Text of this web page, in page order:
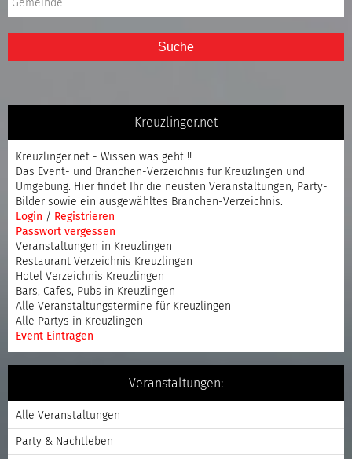
Suche
Kreuzlinger.net
Kreuzlinger.net - Wissen was geht !!
Das Event- und Branchen-Verzeichnis für Kreuzlingen und
Umgebung. Hier findet Ihr die neusten Veranstaltungen, Party-
Bilder sowie ein ausgewähltes Branchen-Verzeichnis.
Login / Registrieren
Passwort vergessen
Veranstaltungen in Kreuzlingen
Restaurant Verzeichnis Kreuzlingen
Hotel Verzeichnis Kreuzlingen
Bars, Cafes, Pubs in Kreuzlingen
Alle Veranstaltungstermine für Kreuzlingen
Alle Partys in Kreuzlingen
Event Eintragen
Veranstaltungen:
Alle Veranstaltungen
Party & Nachtleben